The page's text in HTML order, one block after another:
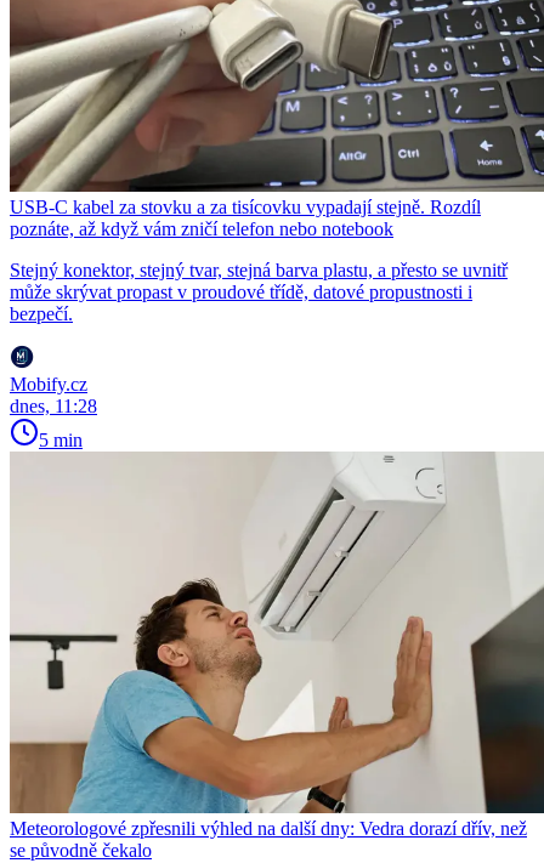
USB-C kabel za stovku a za tisícovku vypadají stejně. Rozdíl
poznáte, až když vám zničí telefon nebo notebook
Stejný konektor, stejný tvar, stejná barva plastu, a přesto se uvnitř
může skrývat propast v proudové třídě, datové propustnosti i
bezpečí.
Mobify.cz
dnes, 11:28
5 min
Meteorologové zpřesnili výhled na další dny: Vedra dorazí dřív, než
se původně čekalo